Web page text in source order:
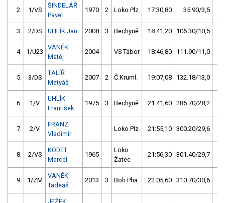
2. 1/VS
ŠINDELÁŘ
Pavel
1970 2 Loko Plz 17:30,80 35.90/3,5
3. 2/DS UHLÍK Jan 2008 3 Bechyně 18:41,20 106.30/10,5
4. 1/U23
VANĚK
Matěj
2004 VS Tábor 18:46,80 111.90/11,0
5. 3/DS
TALÍŘ
Matyáš
2007 2 Č.Kruml. 19:07,08 132.18/13,0
6. 1/V
UHLÍK
František
1975 3 Bechyně 21:41,60 286.70/28,2
7. 2/V
FRANZ
Vladimír
Loko Plz 21:55,10 300.20/29,6
8. 2/VS
KODET
Marcel
1965
Loko
Žatec
21:56,30 301.40/29,7
9. 1/ZM
VANĚK
Tadeáš
2013 3 Boh.Pha 22:05,60 310.70/30,6
JEŽEK